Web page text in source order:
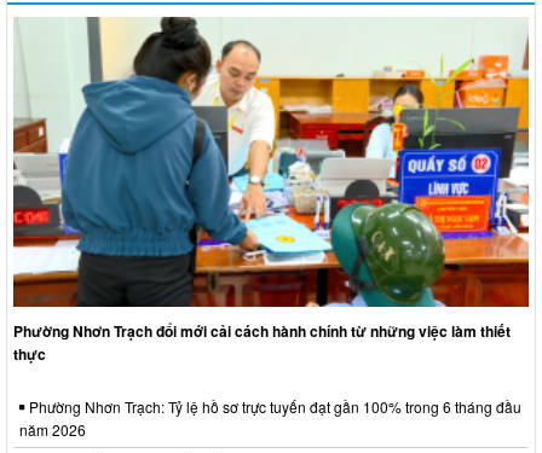
Phường Nhơn Trạch đổi mới cải cách hành chính từ những việc làm thiết
thực
Phường Nhơn Trạch: Tỷ lệ hồ sơ trực tuyến đạt gần 100% trong 6 tháng đầu
năm 2026